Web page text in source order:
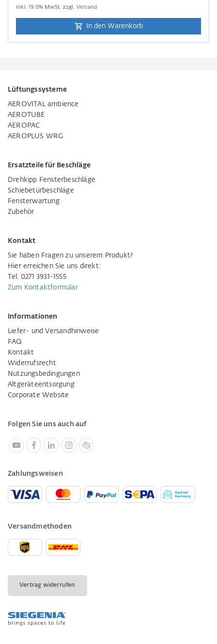
inkl.19.0% MwSt. zzgl. Versand
In den Warenkorb
Lüftungssysteme
AEROVITAL ambience
AEROTUBE
AEROPAC
AEROPLUS WRG
Ersatzteile für Beschläge
Drehkipp Fensterbeschläge
Schiebetürbeschläge
Fensterwartung
Zubehör
Kontakt
Sie haben Fragen zu unserem Produkt?
Hier erreichen Sie uns direkt:
Tel. 0271 3931-1555
Zum Kontaktformular
Informationen
Liefer- und Versandhinweise
FAQ
Kontakt
Widerrufsrecht
Nutzungsbedingungen
Altgeräteentsorgung
Corporate Website
Folgen Sie uns auch auf
Zahlungsweisen
Versandmethoden
Vertrag widerrufen